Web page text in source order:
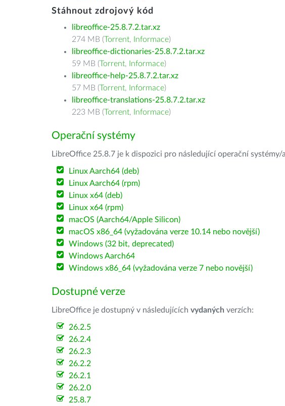
Stáhnout zdrojový kód
libreoffice-25.8.7.2.tar.xz
274 MB (Torrent, Informace)
libreoffice-dictionaries-25.8.7.2.tar.xz
59 MB (Torrent, Informace)
libreoffice-help-25.8.7.2.tar.xz
57 MB (Torrent, Informace)
libreoffice-translations-25.8.7.2.tar.xz
223 MB (Torrent, Informace)
Operační systémy
LibreOffice 25.8.7 je k dispozici pro následující operační
Linux Aarch64 (deb)
Linux Aarch64 (rpm)
Linux x64 (deb)
Linux x64 (rpm)
macOS (Aarch64/Apple Silicon)
macOS x86_64 (vyžadována verze 10.14 nebo novější)
Windows (32 bit, deprecated)
Windows Aarch64
Windows x86_64 (vyžadována verze 7 nebo novější)
Dostupné verze
LibreOffice je dostupný v následujících vydaných verzích:
26.2.5
26.2.4
26.2.3
26.2.2
26.2.1
26.2.0
25.8.7